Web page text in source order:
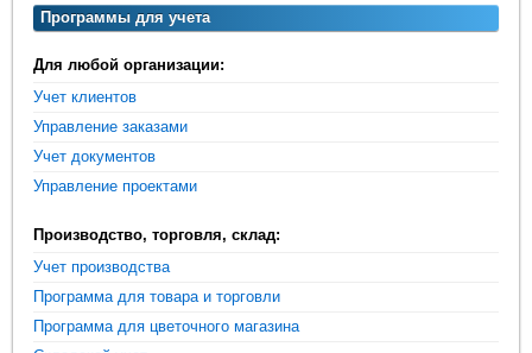
Программы для учета
Для любой организации:
Учет клиентов
Управление заказами
Учет документов
Управление проектами
Производство, торговля, склад:
Учет производства
Программа для товара и торговли
Программа для цветочного магазина